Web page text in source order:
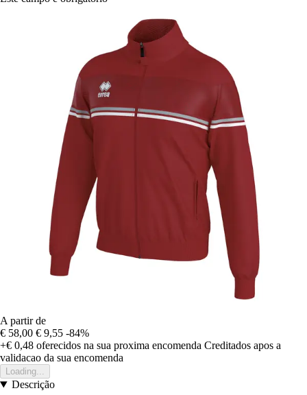
A partir de
€ 58,00 € 9,55 -84%
+€ 0,48 oferecidos na sua proxima encomenda Creditados apos a
validacao da sua encomenda
Loading...
Descrição